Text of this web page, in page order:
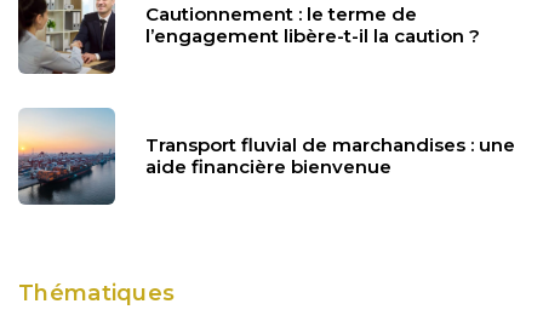
Cautionnement : le terme de
l’engagement libère-t-il la caution ?
Transport fluvial de marchandises : une
aide financière bienvenue
Thématiques